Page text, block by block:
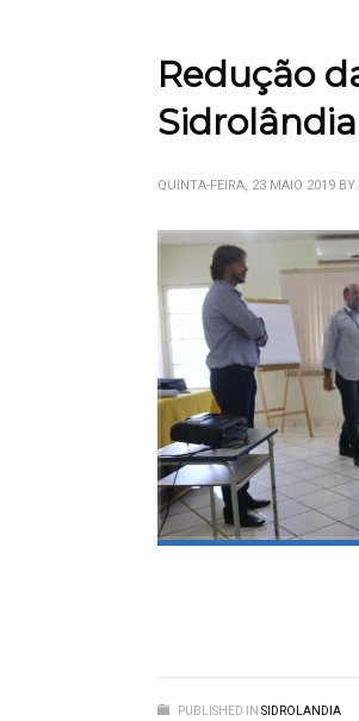
Redução
Sidrolândia
QUINTA-FEIRA, 23 MAIO 2019 BY
PUBLISHED IN SIDROLANDIA